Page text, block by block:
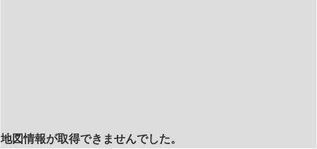
地図情報が取得できませんでした。